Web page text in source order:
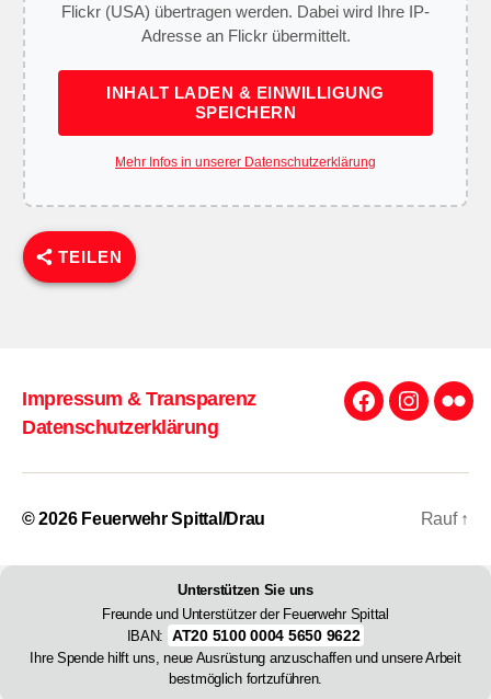
Flickr (USA) übertragen werden. Dabei wird Ihre IP-
Adresse an Flickr übermittelt.
INHALT LADEN & EINWILLIGUNG
SPEICHERN
Mehr Infos in unserer Datenschutzerklärung
TEILEN
Impressum & Transparenz
Datenschutzerklärung
Facebook
© 2026 Feuerwehr Spittal/Drau Rauf ↑
Unterstützen Sie uns
Freunde und Unterstützer der Feuerwehr Spittal
IBAN: AT20 5100 0004 5650 9622
Ihre Spende hilft uns, neue Ausrüstung anzuschaffen und unsere Arbeit
bestmöglich fortzuführen.